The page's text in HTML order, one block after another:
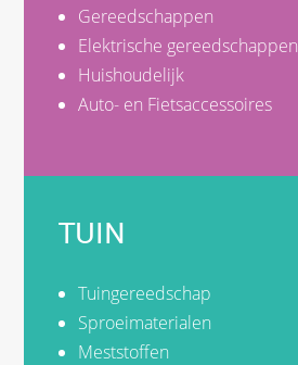
Gereedschappen
Elektrische gereedschappen
Huishoudelijk
Auto- en Fietsaccessoires
TUIN
Tuingereedschap
Sproeimaterialen
Meststoffen